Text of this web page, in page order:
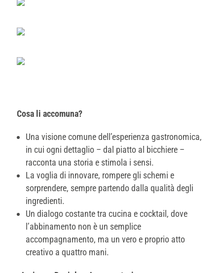
Cosa li accomuna?
Una visione comune dell’esperienza gastronomica,
in cui ogni dettaglio – dal piatto al bicchiere –
racconta una storia e stimola i sensi.
La voglia di innovare, rompere gli schemi e
sorprendere, sempre partendo dalla qualità degli
ingredienti.
Un dialogo costante tra cucina e cocktail, dove
l’abbinamento non è un semplice
accompagnamento, ma un vero e proprio atto
creativo a quattro mani.